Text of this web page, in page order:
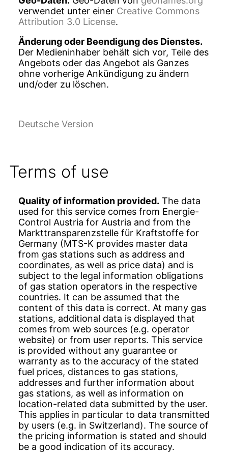
verwendet unter einer Creative Commons
Attribution 3.0 License.
Änderung oder Beendigung des Dienstes.
Der Medieninhaber behält sich vor, Teile des
Angebots oder das Angebot als Ganzes
ohne vorherige Ankündigung zu ändern
und/oder zu löschen.
Deutsche Version
Terms of use
Quality of information provided. The data
used for this service comes from Energie-
Control Austria for Austria and from the
Markttransparenzstelle für Kraftstoffe for
Germany (MTS-K provides master data
from gas stations such as address and
coordinates, as well as price data) and is
subject to the legal information obligations
of gas station operators in the respective
countries. It can be assumed that the
content of this data is correct. At many gas
stations, additional data is displayed that
comes from web sources (e.g. operator
website) or from user reports. This service
is provided without any guarantee or
warranty as to the accuracy of the stated
fuel prices, distances to gas stations,
addresses and further information about
gas stations, as well as information on
location-related data submitted by the user.
This applies in particular to data transmitted
by users (e.g. in Switzerland). The source of
the pricing information is stated and should
be a good indication of its accuracy.